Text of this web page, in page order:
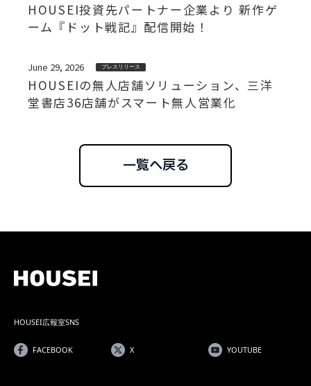
HOUSEI投資先パートナー企業より 新作ゲ
ーム『ドット戦記』配信開始！
June 29, 2026 プレスリリース
HOUSEIの無人店舗ソリューション、三洋
堂書店36店舗がスマート無人営業化
一覧へ戻る
HOUSEI広報室SNS
FACEBOOK X YOUTUBE